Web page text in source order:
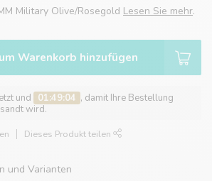
Military Olive/Rosegold Lesen Sie mehr.
Warenkorb hinzufügen
und 01:49:04 , damit Ihre Bestellung
wird.
Dieses Produkt teilen
und Varianten